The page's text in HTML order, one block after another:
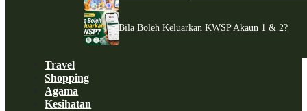
Bila Boleh Keluarkan KWSP Akaun 1 & 2?
Travel
Shopping
Agama
Kesihatan